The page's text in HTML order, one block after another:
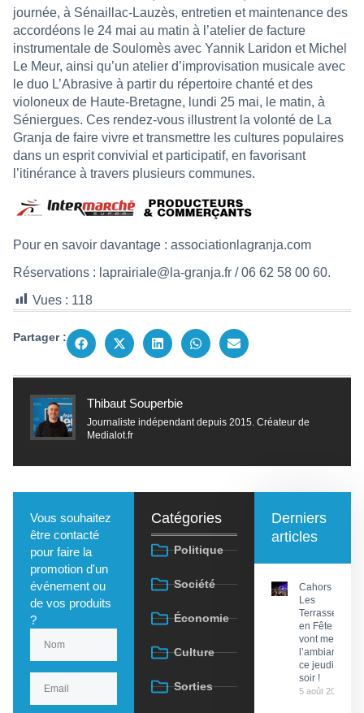
journée, à Sénaillac-Lauzès, entretien et maintenance des
accordéons le 24 mai au matin à l’atelier de facture
instrumentale de Soulomès avec Yannik Laridon et Michel
Le Meur, ainsi qu’un atelier d’improvisation musicale avec
le duo L’Abrasive à partir du répertoire chanté et des
violoneux de Haute-Bretagne, lundi 25 mai, le matin, à
Séniergues. Ces rendez-vous illustrent la volonté de La
Granja de faire vivre et transmettre les cultures populaires
dans un esprit convivial et participatif, en favorisant
l’itinérance à travers plusieurs communes.
Pour en savoir davantage : associationlagranja.com
Réservations : laprairiale@la-granja.fr / 06 62 58 00 60.
Vues : 118
Partager :
Thibaut Souperbie
Journaliste indépendant depuis 2015. Créateur de
Medialot.fr
Vous souhaitez
être contacté
pour faire la
promotion d'un
événement ou
de vos produits
?
Catégories
Politique
Société
Économie
Culture
Sorties
Derniers
articles
Cahors :
Les
Terrasses
en Fête
vont mettre
l’ambiance
ce jeudi
soir !
5 août 2026